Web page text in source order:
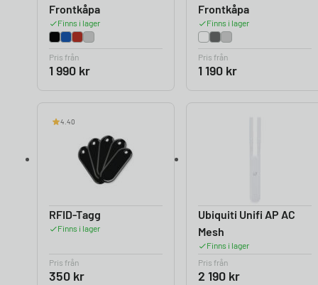
Frontkåpa
Finns i lager
Pris från
1 990 kr
Frontkåpa
Finns i lager
Pris från
1 190 kr
4.40
RFID-Tagg
Finns i lager
Pris från
350 kr
Ubiquiti Unifi AP AC
Mesh
Finns i lager
Pris från
2 190 kr